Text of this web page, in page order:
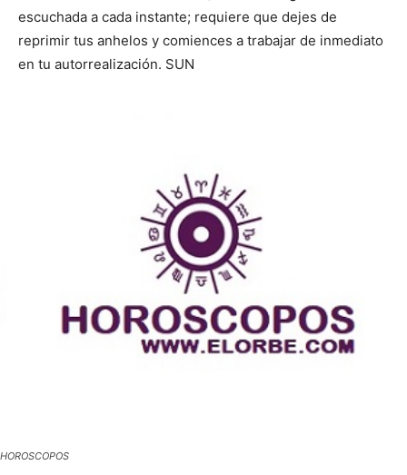
escuchada a cada instante; requiere que dejes de
reprimir tus anhelos y comiences a trabajar de inmediato
en tu autorrealización. SUN
HOROSCOPOS